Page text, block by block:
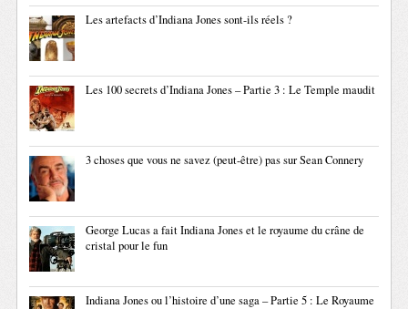
Les artefacts d’Indiana Jones sont-ils réels ?
Les 100 secrets d’Indiana Jones – Partie 3 : Le Temple maudit
3 choses que vous ne savez (peut-être) pas sur Sean Connery
George Lucas a fait Indiana Jones et le royaume du crâne de
cristal pour le fun
Indiana Jones ou l’histoire d’une saga – Partie 5 : Le Royaume